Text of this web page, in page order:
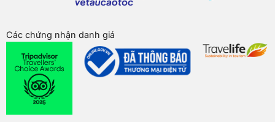
Các chứng nhận danh giá